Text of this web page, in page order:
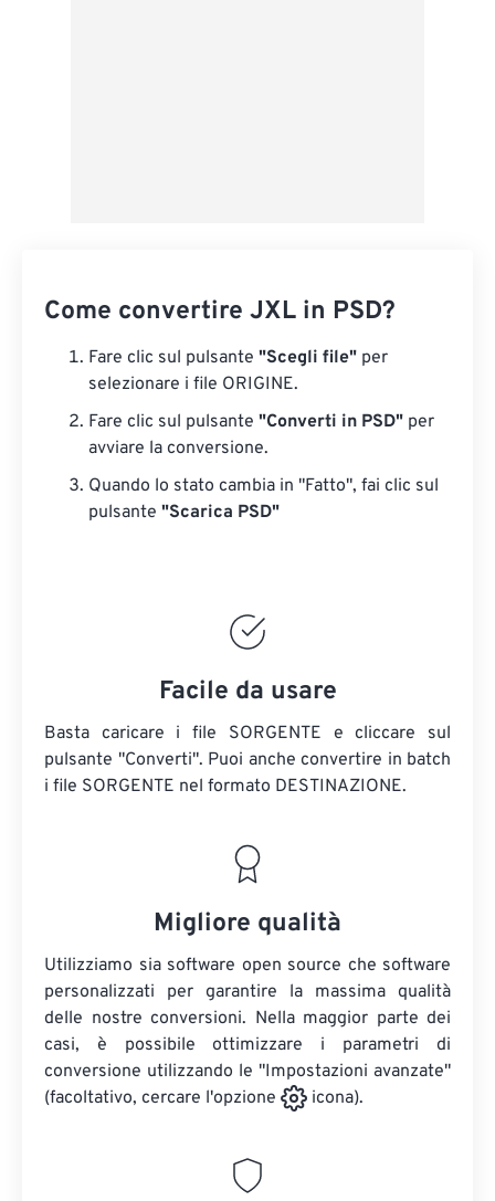
Come convertire JXL in PSD?
Fare clic sul pulsante "Scegli file" per
selezionare i file ORIGINE.
Fare clic sul pulsante "Converti in PSD" per
avviare la conversione.
Quando lo stato cambia in "Fatto", fai clic sul
pulsante "Scarica PSD"
Facile da usare
Basta caricare i file SORGENTE e cliccare sul
pulsante "Converti". Puoi anche convertire in batch
i file SORGENTE nel formato DESTINAZIONE.
Migliore qualità
Utilizziamo sia software open source che software
personalizzati per garantire la massima qualità
delle nostre conversioni. Nella maggior parte dei
casi, è possibile ottimizzare i parametri di
conversione utilizzando le "Impostazioni avanzate"
(facoltativo, cercare l'opzione
icona).